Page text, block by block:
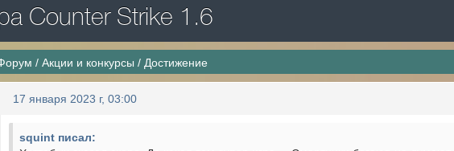
Counter Strike 1.6
/Акции и конкурсы / Достижение
17 января 2023 г, 03:00
squint писал: